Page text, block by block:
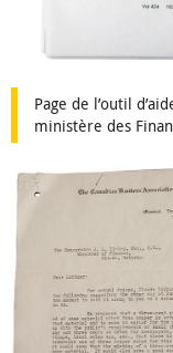
Page de l’outil
ministère des